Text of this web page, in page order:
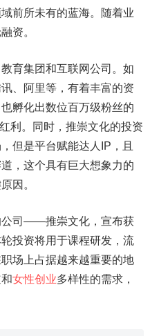
前所未有的蓝海。随着业
资。
育集团和互联网公司。如
、阿里等，有着丰富的资
孵化出数位百万级粉丝的
利。同时，推崇文化的投资
但是平台赋能达人IP，且
，这个具有巨大想象力的
因。
公司——推崇文化，宣布获
投资将用于课程研发，流
场上占据越来越重要的地
女性创业多样性的需求，